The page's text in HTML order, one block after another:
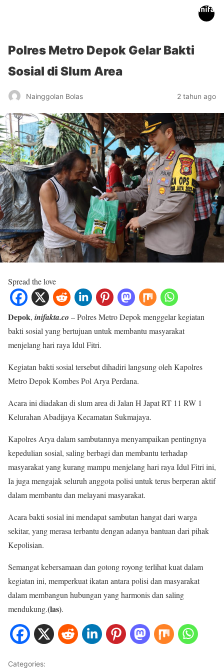
Polres Metro Depok Gelar Bakti
Sosial di Slum Area
Nainggolan Bolas 2 tahun ago
Spread the love
Depok, inifakta.co – Polres Metro Depok menggelar kegiatan
bakti sosial yang bertujuan untuk membantu masyarakat
menjelang hari raya Idul Fitri.
Kegiatan bakti sosial tersebut dihadiri langsung oleh Kapolres
Metro Depok Kombes Pol Arya Perdana.
Acara ini diadakan di slum area di Jalan H Japat RT 11 RW 1
Kelurahan Abadijaya Kecamatan Sukmajaya.
Kapolres Arya dalam sambutannya menyampaikan pentingnya
kepedulian sosial, saling berbagi dan membantu terhadap
masyarakat yang kurang mampu menjelang hari raya Idul Fitri ini,
Ia juga mengajak seluruh anggota polisi untuk terus berperan aktif
dalam membantu dan melayani masyarakat.
Acara bakti sosial ini mendapat sambutan hangat dari warga
sekitar, yang merasa terbantu dengan adanya bantuan dari pihak
Kepolisian.
Semangat kebersamaan dan gotong royong terlihat kuat dalam
kegiatan ini, memperkuat ikatan antara polisi dan masyarakat
dalam membangun hubungan yang harmonis dan saling
mendukung.(las).
Categories: